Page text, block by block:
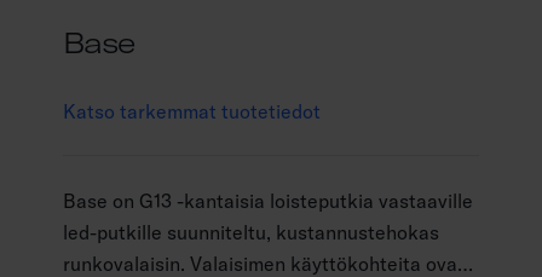
Base
Katso tarkemmat tuotetiedot
Base on G13 -kantaisia loisteputkia vastaaville
led-putkille suunniteltu, kustannustehokas
runkovalaisin. Valaisimen käyttökohteita ovat